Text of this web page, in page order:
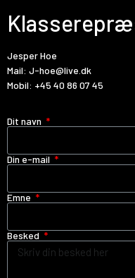
Jesper Hoe
Mail: J-hoe@live.dk
Mobil: +45 40 86 07 45
Dit navn
Din e-mail
Emne
Besked